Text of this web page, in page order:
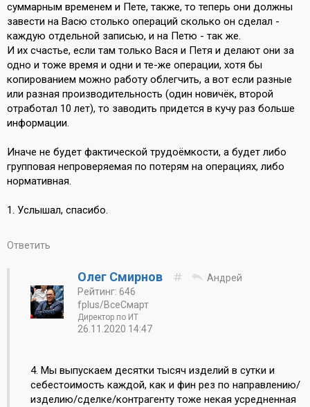
суммарным временем и Пете, также, то теперь они должны
завести на Васю столько операций сколько он сделал -
каждую отдельной записью, и на Петю - так же.
И их счастье, если там только Вася и Петя и делают они за
одно и тоже время и одни и те-же операции, хотя бы
копированием можно работу облегчить, а вот если разные
или разная производительность (один новичёк, второй
отработал 10 лет), то заводить придется в кучу раз больше
информации.
Иначе не будет фактической трудоёмкости, а будет либо
групповая непроверяемая по потерям на операциях, либо
нормативная.
1. Услышал, спасибо.
Ответить
Олег Смирнов
Андрей
Рейтинг: 646
fplus/ВсеСмарт
Директор по ИТ
26.11.2020 14:47
4. Мы выпускаем десятки тысяч изделий в сутки и
себестоимость каждой, как и фин рез по направлению/
изделию/сделке/контрагенту тоже некая усредненная